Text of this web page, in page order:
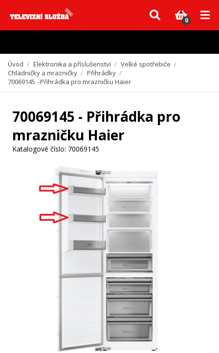
Vzhledem k aktuální situaci se může dodání dílů, které nejsou skladem,
zpozdit. Děkujeme za pochopení.
0
Úvod / Elektronika a příslušenství / Velké spotřebiče /
Chladničky a mrazničky / Přihrádky /
70069145 - Přihrádka pro mrazničku Haier
70069145 - Přihrádka pro
mrazničku Haier
Katalogové číslo: 70069145